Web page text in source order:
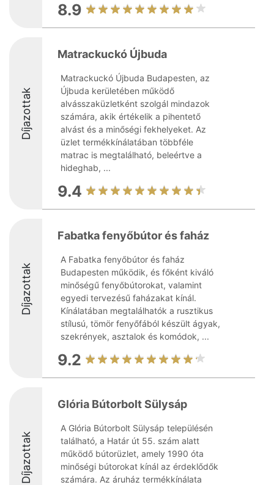
8.9
Díjazottak
Matrackuckó Újbuda
Matrackuckó Újbuda Budapesten, az
Újbuda kerületében működő
alvásszaküzletként szolgál mindazok
számára, akik értékelik a pihentető
alvást és a minőségi fekhelyeket. Az
üzlet termékkínálatában többféle
matrac is megtalálható, beleértve a
hideghab, ...
9.4
Díjazottak
Fabatka fenyőbútor és faház
A Fabatka fenyőbútor és faház
Budapesten működik, és főként kiváló
minőségű fenyőbútorokat, valamint
egyedi tervezésű faházakat kínál.
Kínálatában megtalálhatók a rusztikus
stílusú, tömör fenyőfából készült ágyak,
szekrények, asztalok és komódok, ...
9.2
Díjazottak
Glória Bútorbolt Sülysáp
A Glória Bútorbolt Sülysáp településén
található, a Határ út 55. szám alatt
működő bútorüzlet, amely 1990 óta
minőségi bútorokat kínál az érdeklődők
számára. Az áruház termékkínálata